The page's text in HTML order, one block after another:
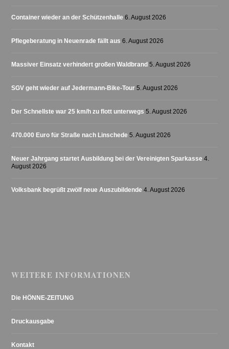
Container wieder an der Schützenhalle 6. August 2026
Pflegeberatung in Neuenrade fällt aus 6. August 2026
Massiver Einsatz verhindert großen Waldbrand 5. August 2026
SGV geht wieder auf Jedermann-Bike-Tour 5. August 2026
Der Schnellste war 25 km/h zu flott unterwegs 5. August 2026
470.000 Euro für Straße nach Linschede 5. August 2026
Neuer Jahrgang startet Ausbildung bei der Vereinigten Sparkasse 4.
August 2026
Volksbank begrüßt zwölf neue Auszubildende 4. August 2026
WEITERE INFORMATIONEN
Die HÖNNE-ZEITUNG
Druckausgabe
Kontakt